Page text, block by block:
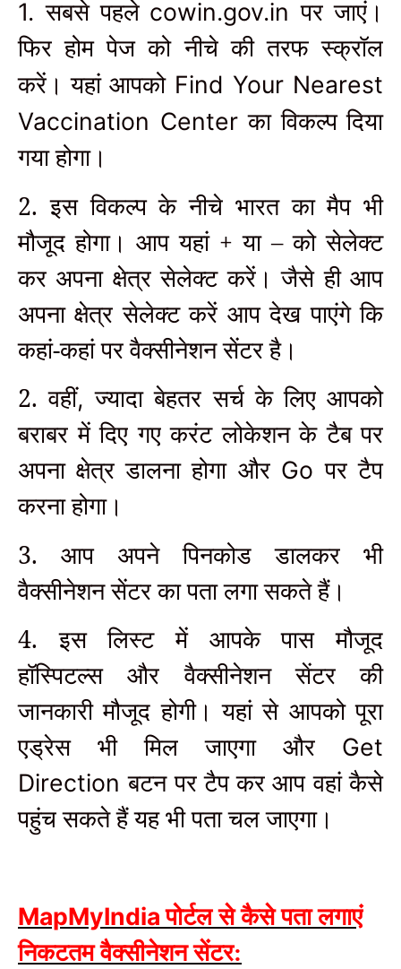
1.सबसे पहले cowin.gov.inपर जाएं।
फिर होम पेज को नीचे की तरफ स्क्रॉल
करें। यहां आपको Find Your Nearest
Vaccination Centerका विकल्प दिया
गया होगा।
2. इस विकल्प के नीचे भारत का मैप भी
मौजूद होगा। आप यहां + या – को सेलेक्ट
कर अपना क्षेत्र सेलेक्ट करें। जैसे ही आप
अपना क्षेत्र सेलेक्ट करें आप देख पाएंगे कि
कहां-कहां पर वैक्सीनेशन सेंटर है।
2. वहीं,ज्यादा बेहतर सर्च के लिए आपको
बराबर में दिए गए करंट लोकेशन के टैब पर
अपना क्षेत्र डालना होगा और Goपर टैप
करना होगा।
3. आप अपने पिनकोड डालकर भी
वैक्सीनेशन सेंटर का पता लगा सकते हैं।
4. इस लिस्ट में आपके पास मौजूद
हॉस्पिटल्स और वैक्सीनेशन सेंटर की
जानकारी मौजूद होगी। यहां से आपको पूरा
एड्रेस भी मिल जाएगा और Get
Directionबटन पर टैप कर आप वहां कैसे
पहुंच सकते हैं यह भी पता चल जाएगा।
MapMyIndiaपोर्टल से कैसे पता लगाएं
निकटतम वैक्सीनेशन सेंटर: